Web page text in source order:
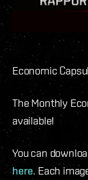
Economic
The Monthly
available!
You can
here. Each